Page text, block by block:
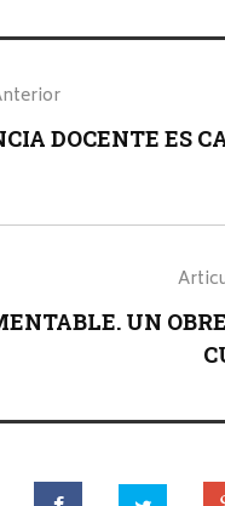
DOCENTE ES
UN